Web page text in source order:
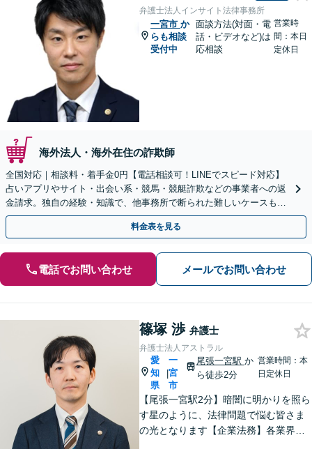
弁護士法人インサイト法律事務所
一宮市 か
らも相談
受付中
面談方法(対面・電
話・ビデオなど)は
応相談
営業時
間：本日
定休日
海外法人・海外在住の詐欺師
全国対応｜相談料・着手金0円【電話相談可！LINEでスピード対応】
占いアプリやサイト・出会い系・競馬・競艇詐欺などの事業者への返
金請求。独自の経験・知識で、他事務所で断られた難しいケースも解
決に導いた実績あり。まずはお気軽にご相談ください
料金表を見る
電話でお問い合わせ メールでお問い合わせ
篠塚 渉 弁護士
弁護士法人アストラル
愛
知
県
|
一
宮
市
尾張一宮駅 か
ら徒歩2分
営業時間：本
日定休日
【尾張一宮駅2分】暗闇に明かりを照ら
す星のように、法律問題で悩む皆さま
の光となります【企業法務】各業界特